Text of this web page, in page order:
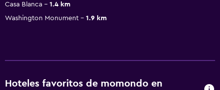
Casa Blanca
1.4 km
Washington Monument
1.9 km
Hoteles favoritos de momondo en